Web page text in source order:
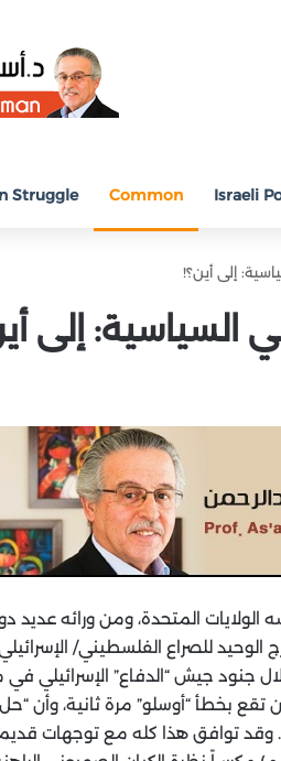
Israeli
Common
Struggle
إلى أين؟!
السياسية: إلى
الولايات المتحدة، ومن ورائه عديد
الوحيد للصراع الفلسطيني/
جنود جيش “الدفاع” الإسرائيلي
لن تقع بخطأ “أوسلو” مرة ثانية، وأن
وقد توافق هذا كله مع توجهات